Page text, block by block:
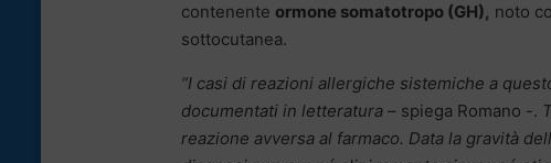
contenente ormone somatotropo (GH), noto
sottocutanea.
“I casi di reazioni allergiche sistemiche a
documentati in letteratura – spiega Romano -.
reazione avversa al farmaco. Data la gravità